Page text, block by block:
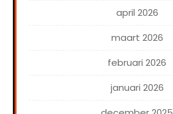
april 2026
maart 2026
februari 2026
januari 2026